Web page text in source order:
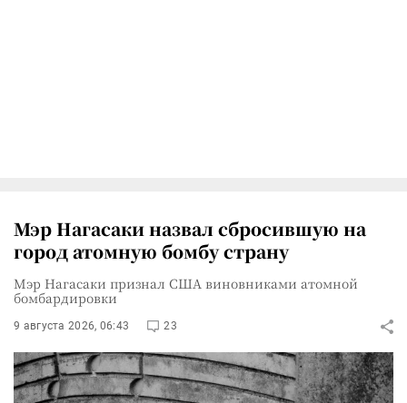
Мэр Нагасаки назвал сбросившую на
город атомную бомбу страну
Мэр Нагасаки признал США виновниками атомной
бомбардировки
9 августа 2026, 06:43 23